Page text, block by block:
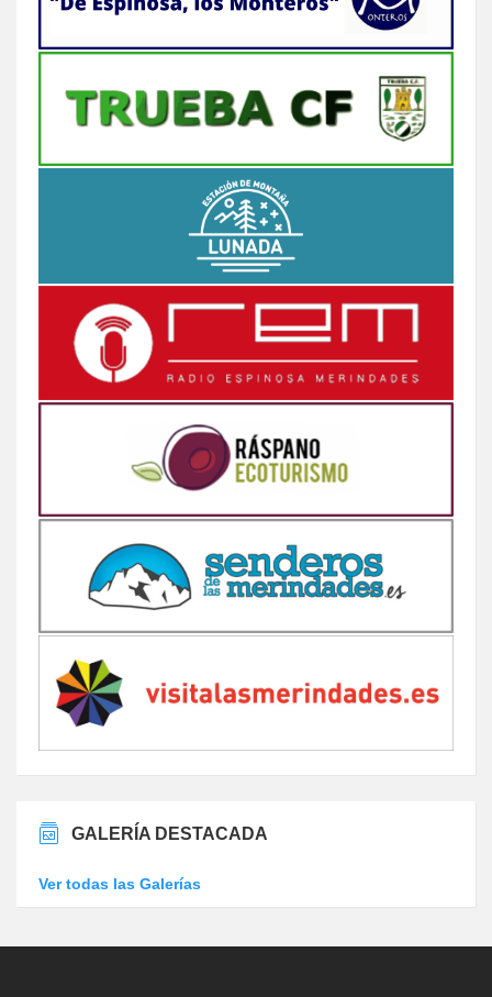
GALERÍA DESTACADA
Ver todas las Galerías